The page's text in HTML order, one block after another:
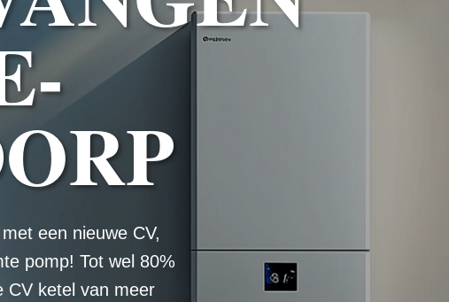
een nieuwe CV,
pomp! Tot wel 80%
CV ketel van meer